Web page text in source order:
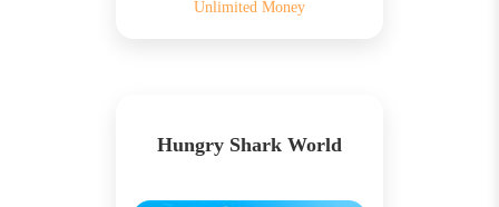
Unlimited Money
Hungry Shark World